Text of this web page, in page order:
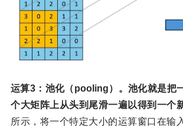
运算3：池化（pooling）。池化就是把
个大矩阵上从头到尾滑一遍以得到一个
所示，将一个特定大小的运算窗口在输